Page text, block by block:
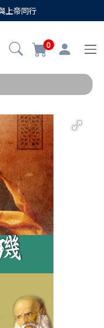
上帝同行
0